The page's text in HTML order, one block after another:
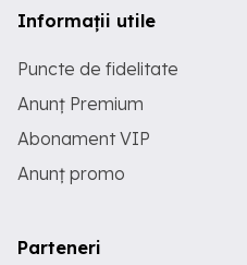
Informații utile
Puncte de fidelitate
Anunț Premium
Abonament VIP
Anunț promo
Parteneri